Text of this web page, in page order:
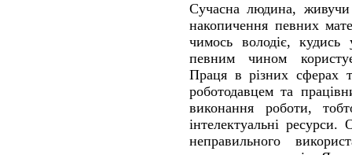
Сучасна людина, живучи
накопичення певних
чимось володіє, кудись
певним чином
Праця в різних сферах
роботодавцем та
виконання роботи,
інтелектуальні
неправильного